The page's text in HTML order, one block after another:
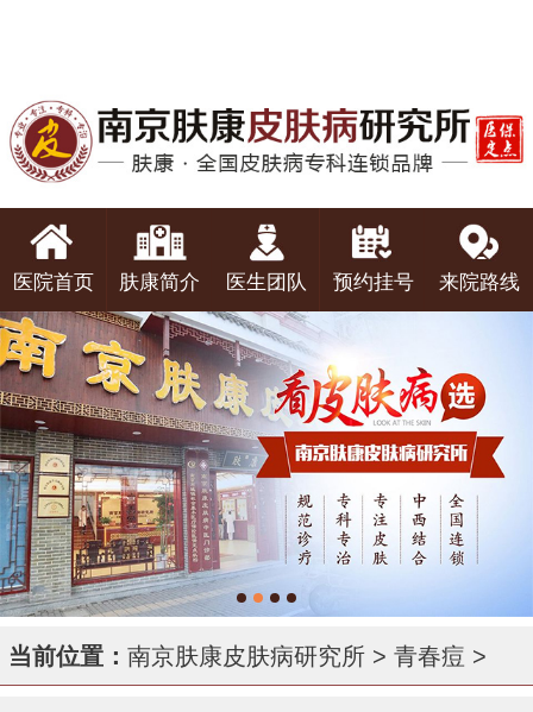
医院首页 肤康简介 医生团队 预约挂号 来院路线
当前位置： 南京肤康皮肤病研究所 > 青春痘 >